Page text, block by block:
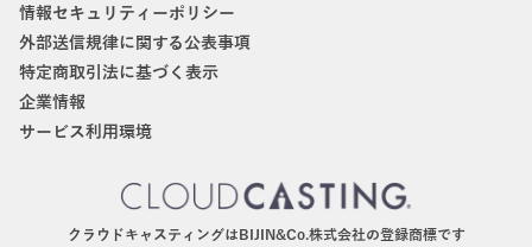
情報セキュリティーポリシー
外部送信規律に関する公表事項
特定商取引法に基づく表示
企業情報
サービス利用環境
クラウドキャスティングはBIJIN&Co.株式会社の登録商標です